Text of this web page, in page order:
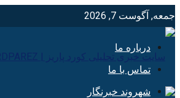
جمعه, آگوست 7, 2026
درباره ما
تماس با ما
شهروند خبرنگار